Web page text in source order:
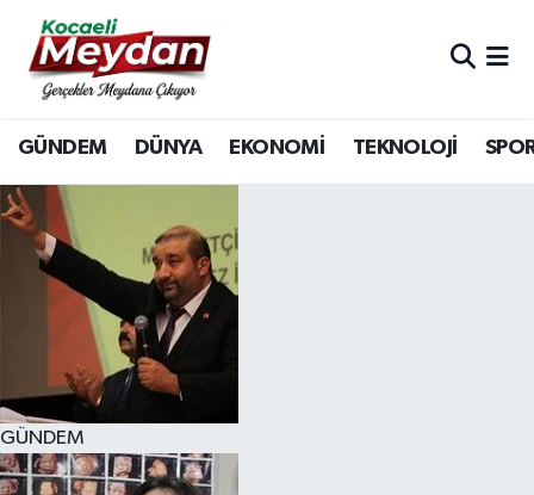
GÜNDEM DÜNYA EKONOMİ TEKNOLOJİ
GÜNDEM
Nöbetçi Eczaneler
Hava Durumu
Trafik Durumu
Süper Lig Puan Durumu ve Fikstür
Tüm Manşetler
Son Dakika Haberleri
Haber Arşivi